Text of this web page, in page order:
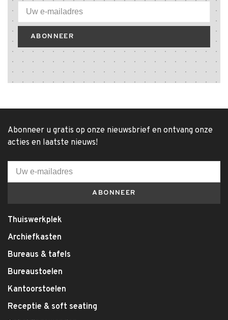
ABONNEER
Abonneer u gratis op onze nieuwsbrief en ontvang onze
acties en laatste nieuws!
ABONNEER
Thuiswerkplek
Archiefkasten
Bureaus & tafels
Bureaustoelen
Kantoorstoelen
Receptie & soft seating